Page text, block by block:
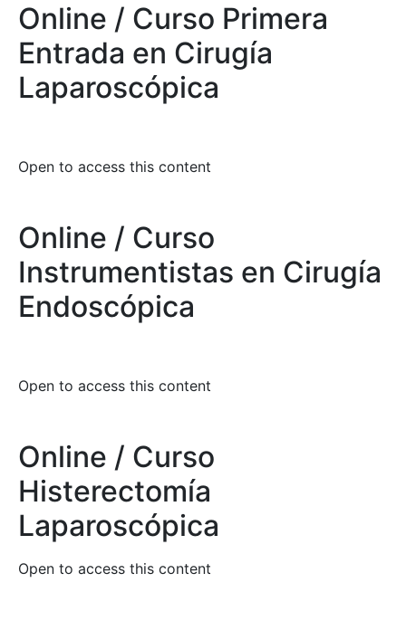
Online / Curso Primera
Entrada en Cirugía
Laparoscópica
Open to access this content
Online / Curso
Instrumentistas en Cirugía
Endoscópica
Open to access this content
Online / Curso
Histerectomía
Laparoscópica
Open to access this content